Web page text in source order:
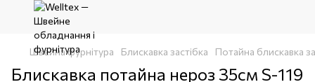
Швейна фурнітура Блискавка застібка Потайна блискавка
Блискавка потайна нероз 35см S-119